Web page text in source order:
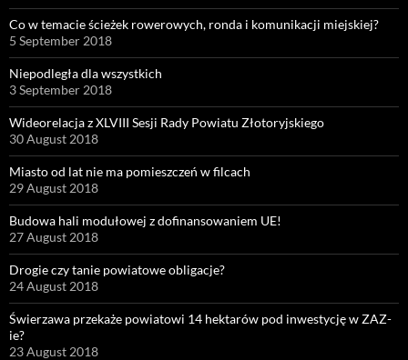
Co w temacie ścieżek rowerowych, ronda i komunikacji miejskiej?
5 September 2018
Niepodległa dla wszystkich
3 September 2018
Wideorelacja z XLVIII Sesji Rady Powiatu Złotoryjskiego
30 August 2018
Miasto od lat nie ma pomieszczeń w filcach
29 August 2018
Budowa hali modułowej z dofinansowaniem UE!
27 August 2018
Drogie czy tanie powiatowe obligacje?
24 August 2018
Świerzawa przekaże powiatowi 14 hektarów pod inwestycję w ZAZ-
ie?
23 August 2018